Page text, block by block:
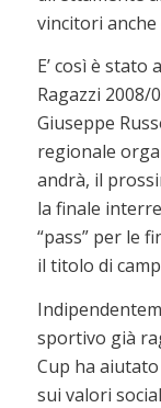
vincitori anche
E’ così è stato
Ragazzi
Giuseppe
regionale
andrà, il
la finale
“pass” per le
il titolo di
sportivo già
Cup ha
sui valori